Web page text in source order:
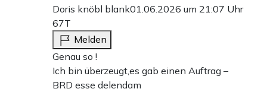
Doris knöbl blank01.06.2026 um 21:07 Uhr
67T
Melden
Genau so !
Ich bin überzeugt,es gab einen Auftrag –
BRD esse delendam